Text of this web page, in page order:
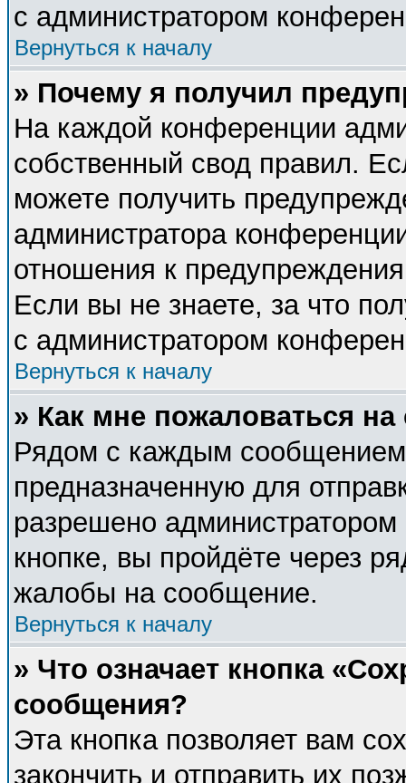
с администратором
Вернуться к началу
» Почему я получил
На каждой конференции
собственный свод правил.
можете получить
администратора
отношения к
Если вы не знаете, за что
с администратором
Вернуться к началу
» Как мне пожаловаться
Рядом с каждым сообщением
предназначенную для
разрешено
кнопке, вы пройдёте через
жалобы на сообщение.
Вернуться к началу
» Что означает кнопка
сообщения?
Эта кнопка позволяет вам
закончить и отправить их